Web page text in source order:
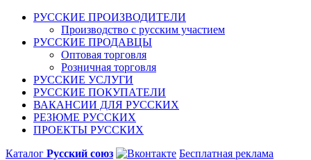
РУССКИЕ ПРОИЗВОДИТЕЛИ
Производство с русским участием
РУССКИЕ ПРОДАВЦЫ
Оптовая торговля
Розничная торговля
РУССКИЕ УСЛУГИ
РУССКИЕ ПОКУПАТЕЛИ
ВАКАНСИИ ДЛЯ РУССКИХ
РЕЗЮМЕ РУССКИХ
ПРОЕКТЫ РУССКИХ
Каталог Русский союз
Бесплатная реклама